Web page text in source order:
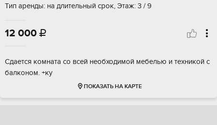
Тип аренды: на длительный срок, Этаж: 3 / 9
12 000 
Сдается комната со всей необходимой мебелью и техникой с
балконом. +ку
ПОКАЗАТЬ НА КАРТЕ